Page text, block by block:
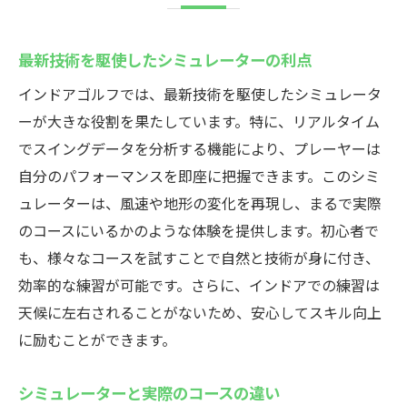
最新技術を駆使したシミュレーターの利点
インドアゴルフでは、最新技術を駆使したシミュレータ
ーが大きな役割を果たしています。特に、リアルタイム
でスイングデータを分析する機能により、プレーヤーは
自分のパフォーマンスを即座に把握できます。このシミ
ュレーターは、風速や地形の変化を再現し、まるで実際
のコースにいるかのような体験を提供します。初心者で
も、様々なコースを試すことで自然と技術が身に付き、
効率的な練習が可能です。さらに、インドアでの練習は
天候に左右されることがないため、安心してスキル向上
に励むことができます。
シミュレーターと実際のコースの違い